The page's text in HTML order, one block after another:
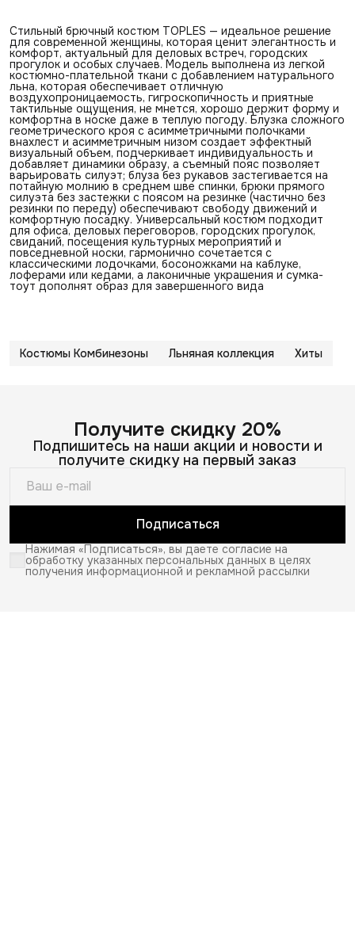
Стильный брючный костюм TOPLES — идеальное решение
для современной женщины, которая ценит элегантность и
комфорт, актуальный для деловых встреч, городских
прогулок и особых случаев. Модель выполнена из легкой
костюмно-плательной ткани с добавлением натурального
льна, которая обеспечивает отличную
воздухопроницаемость, гигроскопичность и приятные
тактильные ощущения, не мнется, хорошо держит форму и
комфортна в носке даже в теплую погоду. Блузка сложного
геометрического кроя с асимметричными полочками
внахлест и асимметричным низом создает эффектный
визуальный объем, подчеркивает индивидуальность и
добавляет динамики образу, а съемный пояс позволяет
варьировать силуэт; блуза без рукавов застегивается на
потайную молнию в среднем шве спинки, брюки прямого
силуэта без застежки с поясом на резинке (частично без
резинки по переду) обеспечивают свободу движений и
комфортную посадку. Универсальный костюм подходит
для офиса, деловых переговоров, городских прогулок,
свиданий, посещения культурных мероприятий и
повседневной носки, гармонично сочетается с
классическими лодочками, босоножками на каблуке,
лоферами или кедами, а лаконичные украшения и сумка-
тоут дополнят образ для завершенного вида
Костюмы Комбинезоны Льняная коллекция Хиты
Получите скидку 20%
Подпишитесь на наши акции и новости и
получите скидку на первый заказ
Подписаться
Нажимая «Подписаться», вы даете согласие на
обработку указанных персональных данных в целях
получения информационной и рекламной рассылки